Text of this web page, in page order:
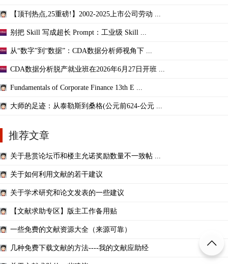
【顶刊热点,25重磅!】2002-2025上市公司劳动 ...
别把 Skill 写成超长 Prompt：工业级 Skill ...
从“数字”到“数据”：CDA数据分析师视角下 ...
CDA数据分析脱产就业班在2026年6月27日开班 ...
Fundamentals of Corporate Finance 13th E ...
大师的足迹：从泰勒斯到桑格(公元前624-公元 ...
推荐文章
关于悬赏论坛币和楼主允诺奖励数量不一致帖 ...
关于如何利用文献的若干建议
关于学术研究和论文发表的一些建议
【文献求助专区】版主工作备用贴
一些免费的文献资源大全（来源可靠）
几种免费下载文献的方法----我的文献应助经